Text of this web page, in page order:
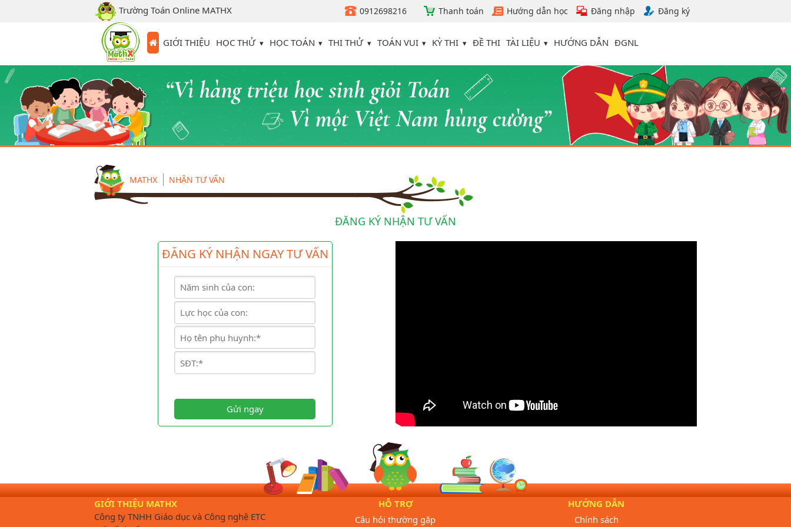
Trường Toán Online MATHX 0912698216 Thanh toán Hướng dẫn học Đăng nhập Đăng ký
GIỚI THIỆU HỌC THỬ HỌC TOÁN THI THỬ TOÁN VUI KỲ THI ĐỀ THI TÀI LIỆU HƯỚNG DẪN ĐGNL
MATHX NHẬN TƯ VẤN
ĐĂNG KÝ NHẬN TƯ VẤN
ĐĂNG KÝ NHẬN NGAY TƯ VẤN
Gửi ngay
GIỚI THIỆU MATHX
Công ty TNHH Giáo dục và Công nghệ ETC
HỖ TRỢ
Câu hỏi thường gặp
HƯỚNG DẪN
Chính sách